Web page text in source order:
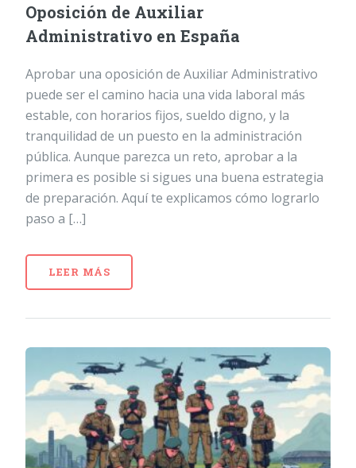
Oposición de Auxiliar
Administrativo en España
Aprobar una oposición de Auxiliar Administrativo
puede ser el camino hacia una vida laboral más
estable, con horarios fijos, sueldo digno, y la
tranquilidad de un puesto en la administración
pública. Aunque parezca un reto, aprobar a la
primera es posible si sigues una buena estrategia
de preparación. Aquí te explicamos cómo lograrlo
paso a […]
LEER MÁS